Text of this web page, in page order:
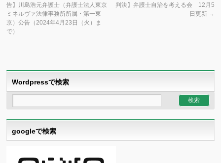
告】川島浩元弁護士（弁護士法人東京
ミネルヴァ法律事務所所属・第一東
京）公告（2024年4月23日（火）ま
で）
判決】弁護士自治を考える会 12月5
日更新 →
Wordpressで検索
googleで検索